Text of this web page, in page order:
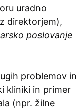
uradno
direktorjem),
poslovanje
problemov in
kliniki in primer
(npr. žilne